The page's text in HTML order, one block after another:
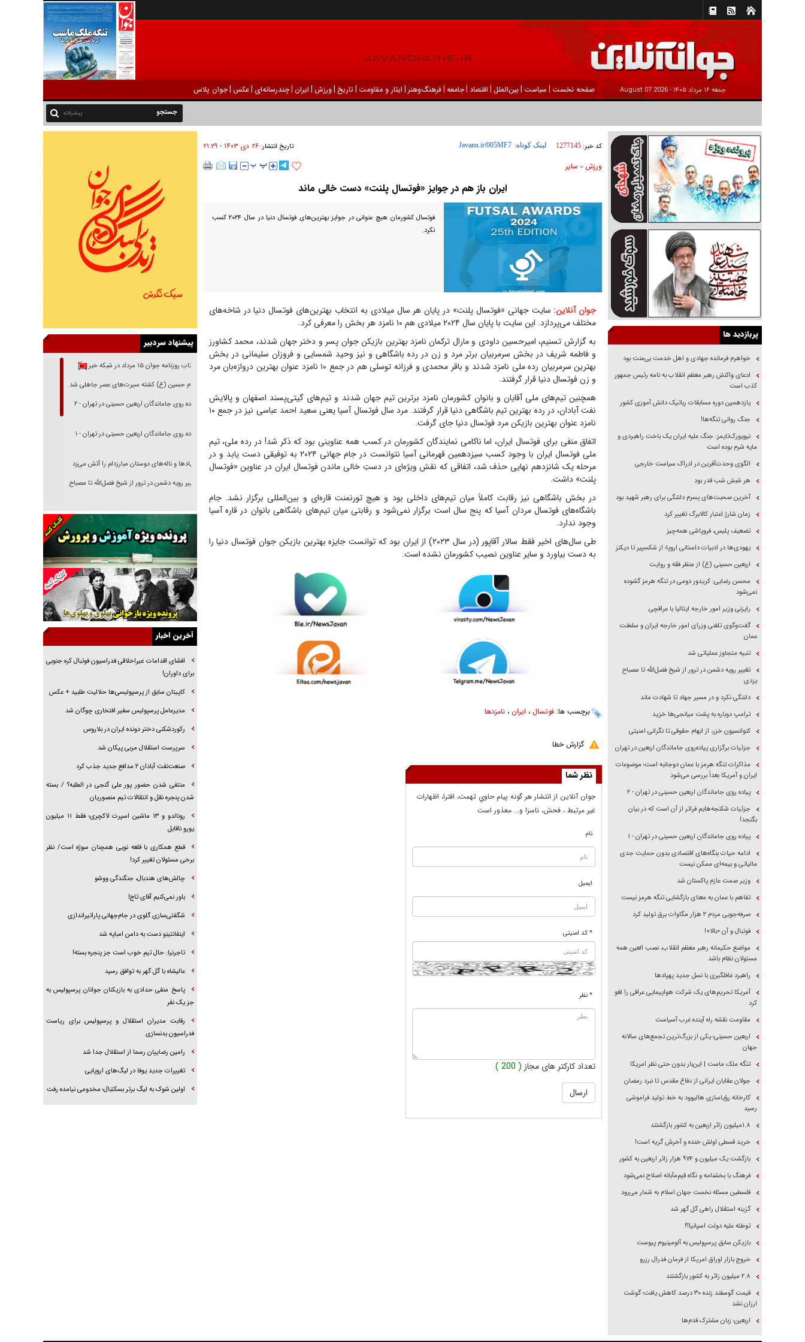
جمعه ۱۶ مرداد ۱۴۰۵ - 2026 August 07 صفحه نخست | سیاست |بين‌الملل | اقتصاد |جامعه |فرهنگ‌و‌هنر | ایثار و مقاومت |تاریخ |ورزش | ايران |چندرسانه‌ای |عکس |جوان پلاس
پیشرفته
کد خبر: 1277145 لینک کوتاه: تاریخ انتشار:۲۶ دی ۱۴۰۳ - ۲۱:۲۹
ورزش » ساير
ایران باز هم در جوایز «فوتسال پلنت» دست خالی ماند
فوتسال کشورمان هیچ عنوانی در جوایز بهترین‌های فوتسال دنیا در سال ۲۰۲۴ کسب
نکرد.
جوان آنلاین: سایت جهانی «فوتسال پلنت» در پایان هر سال میلادی به انتخاب بهترین‌های فوتسال دنیا در شاخه‌های
مختلف می‌پردازد. این سایت با پایان سال ۲۰۲۴ میلادی هم ۱۰ نامزد هر بخش را معرفی کرد.
به گزارش تسنیم، امیرحسین داودی و مارال ترکمان نامزد بهترین بازیکن جوان پسر و دختر جهان شدند، محمد کشاورز
و فاطمه شریف در بخش سرمربیان برتر مرد و زن در رده باشگاهی و نیز وحید شمسایی و فروزان سلیمانی در بخش
بهترین سرمربیان رده ملی نامزد شدند و باقر محمدی و فرزانه توسلی هم در جمع ۱۰ نامزد عنوان بهترین دروازه‌بان مرد
و زن فوتسال دنیا قرار گرفتند.
همچنین تیم‌های ملی آقایان و بانوان کشورمان نامزد برترین تیم جهان شدند و تیم‌های گیتی‌پسند اصفهان و پالایش
نفت آبادان، در رده بهترین تیم باشگاهی دنیا قرار گرفتند. مرد سال فوتسال آسیا یعنی سعید احمد عباسی نیز در جمع ۱۰
نامزد عنوان بهترین بازیکن مرد فوتسال دنیا جای گرفت.
اتفاق منفی برای فوتسال ایران، اما ناکامی نمایندگان کشورمان در کسب همه عناوینی بود که ذکر شد! در رده ملی، تیم
ملی فوتسال ایران با وجود کسب سیزدهمین قهرمانی آسیا نتوانست در جام جهانی ۲۰۲۴ به توفیقی دست یابد و در
مرحله یک شانزدهم نهایی حذف شد، اتفاقی که نقش ویژه‌ای در دستِ خالی ماندن فوتسال ایران در عناوین «فوتسال
پلنت» داشت.
در بخش باشگاهی نیز رقابت کاملاً میان تیم‌های داخلی بود و هیچ تورنمنت قاره‌ای و بین‌المللی برگزار نشد. جام
باشگاه‌های فوتسال مردان آسیا که پنج سال است برگزار نمی‌شود و رقابتی میان تیم‌های باشگاهی بانوان در قاره آسیا
وجود ندارد.
طی سال‌های اخیر فقط سالار آقاپور (در سال ۲۰۲۳) از ایران بود که توانست جایزه بهترین بازیکن جوان فوتسال دنیا را
به دست بیاورد و سایر عناوین نصیب کشورمان نشده است.
برچسب ها: فوتسال ، ایران ، نامزدها
گزارش خطا
نظر شما
جوان آنلاين از انتشار هر گونه پيام حاوي تهمت، افترا، اظهارات
غير مرتبط ، فحش، ناسزا و... معذور است
نام
ایمیل
* کد امنیتی
* نظر
تعداد کارکتر های مجاز ( 200 )
پربازدید ها
خواهرم فرمانده جهادی و اهل خدمت بی‌منت بود
ادعای واکنش رهبر معظم انقلاب به نامه رئیس جمهور
کذب است
یازدهمین دوره مسابقات رباتیک دانش آموزی کشور
جنگ روانی تنگه‌ها!
نیویورک‌تایمز: جنگ علیه ایران یک باخت راهبردی و
مایه شرم بوده است
الگوی وحدت‌آفرین در ادراک سیاست خارجی
هر شبش شب قدر بود
آخرین صحبت‌های پسرم دلتنگی برای رهبر شهید بود
زمان شارژ اعتبار کالابرگ تغییر کرد
تضعیف پلیس، فروپاشی همه‌چیز
یهودی‌ها در ادبیات داستانی اروپا؛ از شکسپیر تا دیکنز
اربعین حسینی (ع) از منظر فقه و روایت
محسن رضایی: کریدور دومی در تنگه هرمز گشوده
نمی‌شود
رایزنی وزیر امور خارجه ایتالیا با عراقچی
گفت‌وگوی تلفنی وزرای امور خارجه ایران و سلطنت
عمان
تنبیه متجاوز عملیاتی شد
تغییر رویه دشمن در ترور از شیخ فضل‌الله تا مصباح
یزدی
دلتنگی نکرد و در مسیر جهاد تا شهادت ماند
ترامپ دوباره به پشت میانجی‌ها خزید
کنوانسیون خزر، از ابهام حقوقی تا نگرانی امنیتی
جزئیات برگزاری پیاده‌روی جاماندگان اربعین در تهران
مذاکرات تنگه هرمز با عمان دوجانبه است؛ موضوعات
ایران و آمریکا بعداً بررسی می‌شود
پیاده روی جاماندگان اربعین حسینی در تهران - ۲
جزئیات شکنجه‌هایم فراتر از آن است که در بیان
بگنجد!
پیاده روی جاماندگان اربعین حسینی در تهران - ۱
ادامه حیات بنگاه‌های اقتصادی بدون حمایت جدی
مالیاتی و بیمه‌ای ممکن نیست
وزیر صمت عازم پاکستان شد
تفاهم با عمان به معنای بازگشایی تنگه هرمز نیست
صرفه‌جویی مردم ۲ هزار مگاوات برق تولید کرد
فوتبال و آن «بالا»!
مواضع حکیمانه رهبر معظم انقلاب، نصب العین همه
مسئولان نظام باشد
راهبرد غافلگیری با نسل جدید پهپاد‌ها
آمریکا تحریم‌های یک شرکت هواپیمایی عراقی را لغو
کرد
مقاومت نقشه راه آینده غرب آسیاست
اربعین حسینی؛ یکی از بزرگ‌ترین تجمع‌های سالانه
جهان
تنگه ملک ماست | این‌بار بدون حتی نظر امریکا
جولان عقابان ایرانی از دفاع مقدس تا نبرد رمضان
کارخانه رؤیاسازی هالیوود به خط تولید فراموشی
رسید
۱.۸میلیون زائر اربعین به کشور بازگشتند
خرید قسطی اولش خنده و آخرش گریه است!
بازگشت یک میلیون و ۹۷۴ هزار زائر اربعین به کشور
فرهنگ با بخشنامه و نگاه قیم‌مآبانه اصلاح نمی‌شود
فلسطین مسئله نخست جهان اسلام به شمار می‌رود
گزینه استقلال راهی گل گهر شد
توطئه علیه دولت اسپانیا؟!
بازیکن سابق پرسپولیس به آلومینیوم پیوست
خروج بازار اوراق امریکا از فرمان فدرال رزرو
۲.۸ میلیون زائر به کشور بازگشتند
قیمت گوسفند زنده ۳۰ درصد کاهش یافت؛ گوشت
ارزان نشد
اربعین؛ زبان مشترک قدم‌ها
پیشنهاد سردبیر
بازتاب روزنامه جوان ۱۵ مرداد در شبکه خبر
امام حسین (ع) کشته سیرت‌های عصر جاهلی شد
پیاده روی جاماندگان اربعین حسینی در تهران - ۲
پیاده روی جاماندگان اربعین حسینی در تهران - ۱
فریاد‌ها و ناله‌های دوستان مبارزدلم را آتش می‌زد
تغییر رویه دشمن در ترور از شیخ فضل‌الله تا مصباح
خرید قسطی اولش خنده و آخرش گریه است!
فوتبال و آن «بالا»!
راهبرد غافلگیری با نسل جدید پهپاد‌ها
جنجال پزشکان تقلبی در صنعت زیبایی
یهودی‌ها در ادبیات داستانی اروپا؛ از شکسپیر تا
دیکنز
گفت‌وگو با خواهر یکی از شهدای جنگ رمضان/
خواهرم فرمانده جهادی و اهل خدمت بی‌منت بود
بگنجد!
برابر یورش به پاسگاه‌های پلیس
تحلیل ابعاد پیام رهبر انقلاب به حزب‌الله/ مقاومت
آخرین اخبار
افشای اقدامات غیراخلاقی فدراسیون فوتبال کره جنوبی
برای داوران!
کاپیتان سابق از پرسپولیسی‌ها حلالیت طلبید + عکس
مدیرعامل پرسپولیس سفیر افتخاری چوگان شد
رکوردشکنی دختر دونده ایران در بلاروس
سرپرست استقلال مربی پیکان شد
صنعت‌نفت آبادان ۲ مدافع جدید جذب کرد
منتفی شدن حضور پور علی گنجی در الطلبه؟ / بسته
شدن پنجره نقل و انتقالات تیم منصوریان
رونالدو و ۱۳ ماشین اسپرت لاکچری؛ فقط ۱۱ میلیون
یورو ناقابل
قطع همکاری با قلعه نویی همچنان سوژه است/ نظر
برخی مسئولان تغییر کرد!
چالش‌های هندبال، جنگندگی ووشو
باور نمی‌کنیم آقای تاج!
شگفتی‌سازی گلوی در جام‌جهانی پاراتیراندازی
اینفانتینو دست به دامن امباپه شد
تاجرنیا: حال تیم خوب است جز پنجره بسته!
عالیشاه با گل گهر به توافق رسید
پاسخ منفی حدادی به بازیکنان جوانان پرسپولیس به
جز یک نفر
رقابت مدیران استقلال و پرسپولیس برای ریاست
فدراسیون بدنسازی
رامین رضاییان رسما از استقلال جدا شد
تغییرات جدید یوفا در لیگ‌های اروپایی
اولین شوک به لیگ برتر بسکتبال؛ مخدومی نیامده رفت